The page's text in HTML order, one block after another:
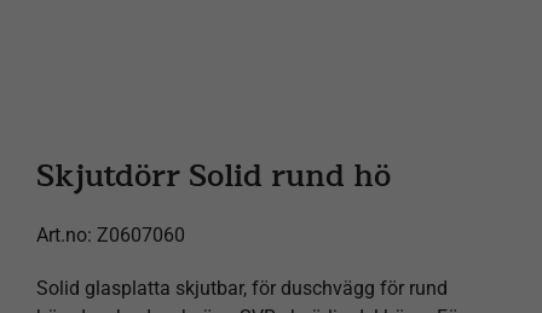
Skjutdörr Solid rund hö
Art.no: Z0607060
Solid glasplatta skjutbar, för duschvägg för rund